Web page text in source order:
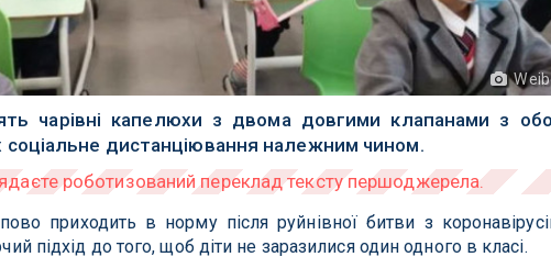
чарівні капелюхи з двома довгими клапанами з
соціальне дистанціювання належним чином.
приходить в норму після руйнівної битви з
підхід до того, щоб діти не заразилися один одного в класі.